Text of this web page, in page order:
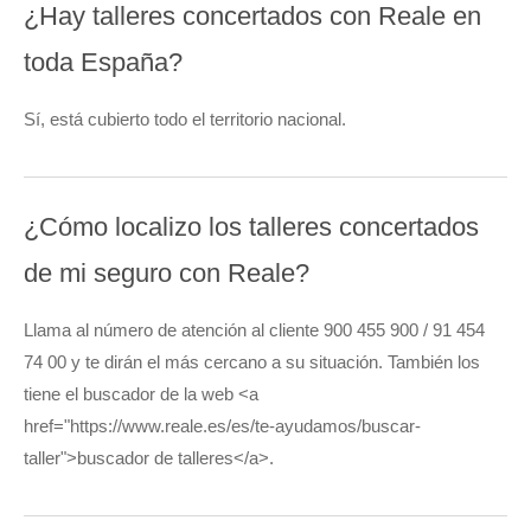
¿Hay talleres concertados con Reale en
toda España?
Sí, está cubierto todo el territorio nacional.
¿Cómo localizo los talleres concertados
de mi seguro con Reale?
Llama al número de atención al cliente 900 455 900 / 91 454
74 00 y te dirán el más cercano a su situación. También los
tiene el buscador de la web <a
href="https://www.reale.es/es/te-ayudamos/buscar-
taller">buscador de talleres</a>.